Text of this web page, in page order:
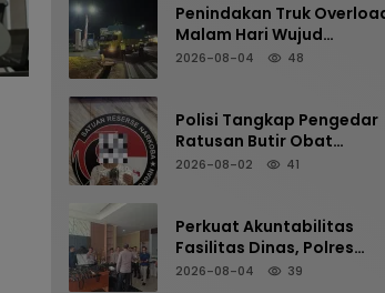
Jaga Kamtibmas
Penindakan Truk
Malam Hari Wujud
Komitmen Satlantas
2026-08-04 48
Polisi Tangkap Pengedar
Ratusan Butir Obat
Terlarang di Cijulang
2026-08-02 41
Perkuat Akuntabilitas
Fasilitas Dinas, Polres
Pangandaran Gelar
2026-08-04 39